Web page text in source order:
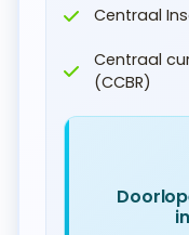
Centraal
Centraal
(CCBR)